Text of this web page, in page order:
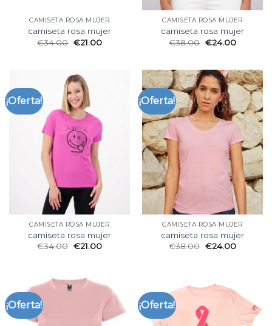
CAMISETA ROSA MUJER
camiseta rosa mujer
€34.00 €21.00
CAMISETA ROSA MUJER
camiseta rosa mujer
€38.00 €24.00
¡Oferta!
CAMISETA ROSA MUJER
camiseta rosa mujer
€34.00 €21.00
¡Oferta!
CAMISETA ROSA MUJER
camiseta rosa mujer
€38.00 €24.00
¡Oferta! ¡Oferta!